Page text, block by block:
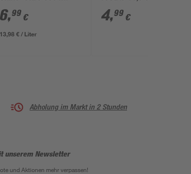
6,99 €
13,98 € / Liter
4,99 €
Abholung im Markt in 2 Stunden
unserem Newsletter
und Aktionen mehr verpassen!